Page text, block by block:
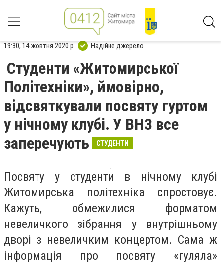
19:30, 14 жовтня 2020 р. Надійне джерело
Студенти «Житомирської
Політехніки», ймовірно,
відсвяткували посвяту гуртом
у нічному клубі. У ВНЗ все
заперечують
СТУДЕНТИ
Посвяту у студенти в нічному клубі
Житомирська політехніка спростовує.
Кажуть, обмежилися форматом
невеличкого зібрання у внутрішньому
дворі з невеличким концертом. Сама ж
інформація про посвяту «гуляла»